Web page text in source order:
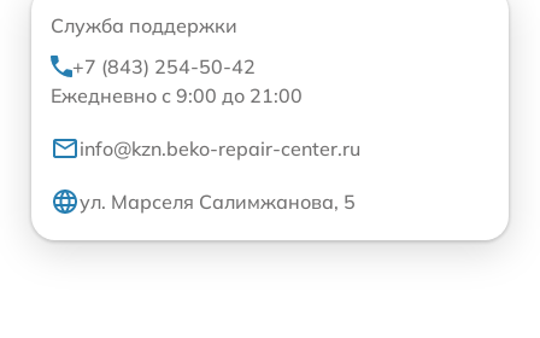
Служба поддержки
+7 (843) 254-50-42
Ежедневно с 9:00 до 21:00
info@kzn.beko-repair-center.ru
ул. Марселя Салимжанова, 5